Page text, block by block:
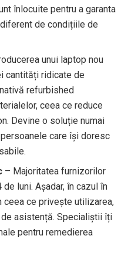
înlocuite pentru a garanta
de condițiile de
unui laptop nou
cantități ridicate de
refurbished
ceea ce reduce
Devine o soluție numai
care își doresc
– Majoritatea furnizorilor
luni. Așadar, în cazul în
ceea ce privește utilizarea,
asistență. Specialiștii îți
pentru remedierea